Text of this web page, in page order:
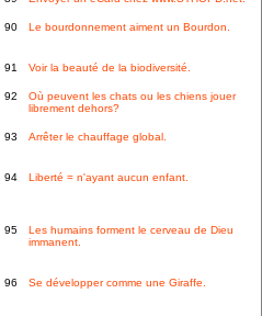
90 Le bourdonnement aiment un Bourdon.
91 Voir la beauté de la biodiversité.
92
Où peuvent les chats ou les chiens jouer
librement dehors?
93 Arrêter le chauffage global.
94 Liberté = n'ayant aucun enfant.
95
Les humains forment le cerveau de Dieu
immanent.
96 Se développer comme une Giraffe.